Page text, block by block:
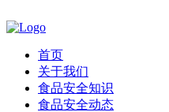
首页
关于我们
食品安全知识
食品安全动态